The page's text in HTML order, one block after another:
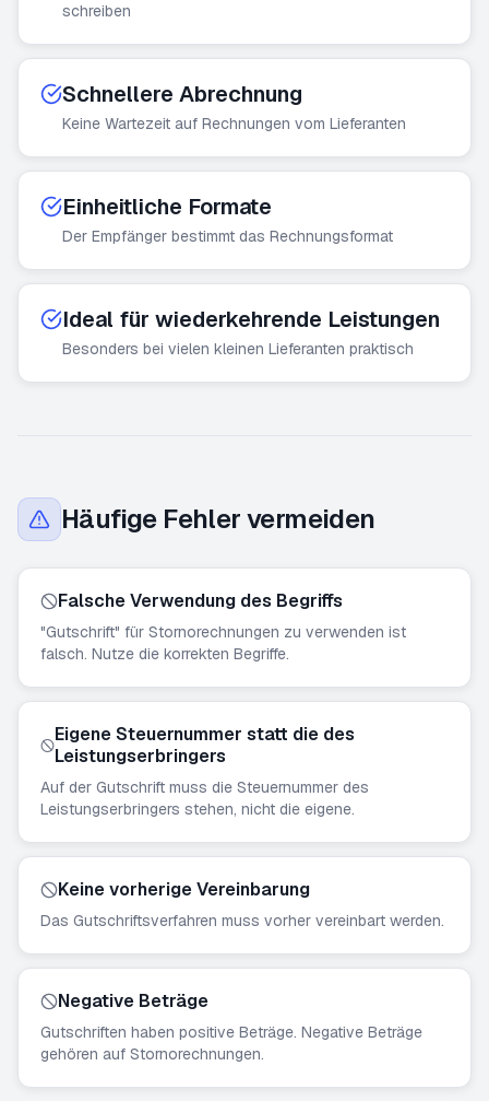
schreiben
Schnellere Abrechnung
Keine Wartezeit auf Rechnungen vom Lieferanten
Einheitliche Formate
Der Empfänger bestimmt das Rechnungsformat
Ideal für wiederkehrende Leistungen
Besonders bei vielen kleinen Lieferanten praktisch
Häufige Fehler vermeiden
Falsche Verwendung des Begriffs
"Gutschrift" für Stornorechnungen zu verwenden ist
falsch. Nutze die korrekten Begriffe.
Eigene Steuernummer statt die des
Leistungserbringers
Auf der Gutschrift muss die Steuernummer des
Leistungserbringers stehen, nicht die eigene.
Keine vorherige Vereinbarung
Das Gutschriftsverfahren muss vorher vereinbart werden.
Negative Beträge
Gutschriften haben positive Beträge. Negative Beträge
gehören auf Stornorechnungen.